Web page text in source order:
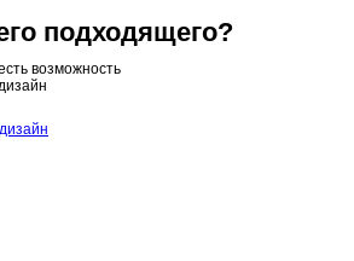
подходящего?
возможность